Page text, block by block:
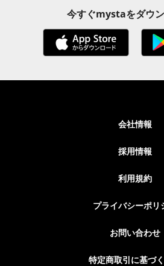
今すぐmystaをダウン
会社情報
採用情報
利用規約
プライバシーポリ
お問い合わせ
特定商取引に基づ